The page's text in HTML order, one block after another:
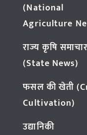
(National
Agriculture
राज्य कृषि समाचार
(State News)
फसल की खेती
Cultivation)
उद्यानिकी